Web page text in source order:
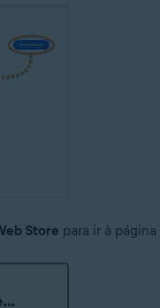
Store para ir à página